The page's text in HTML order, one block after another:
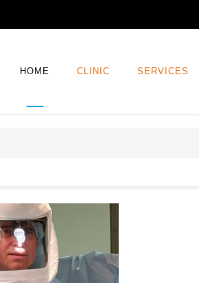
HOME CLINIC SERVICES